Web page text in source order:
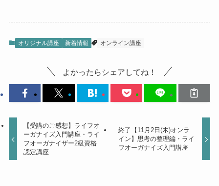
オリジナル講座 新着情報 オンライン講座
よかったらシェアしてね！
【受講のご感想】ライフオ
ーガナイズ入門講座・ライ
フオーガナイザー2級資格
認定講座
終了【11月2日(木)オンラ
イン】思考の整理編・ライ
フオーガナイズ入門講座